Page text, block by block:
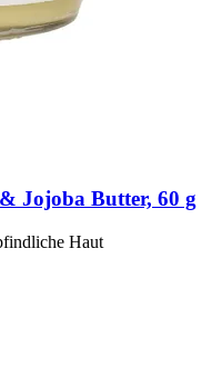
Jojoba Butter, 60 g
Haut